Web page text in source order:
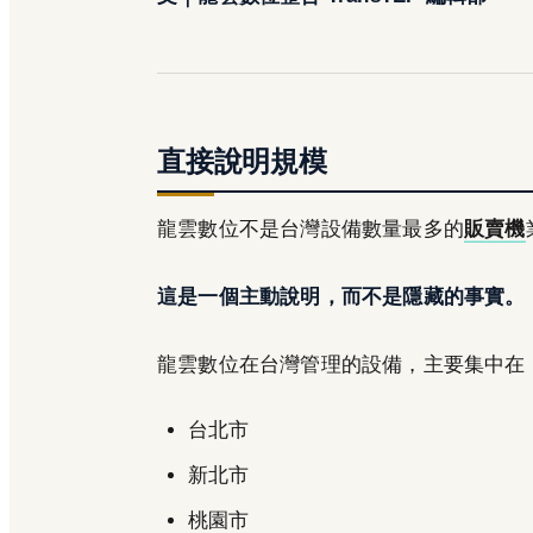
直接說明規模
龍雲數位不是台灣設備數量最多的販賣機
這是一個主動說明，而不是隱藏的事實。
龍雲數位在台灣管理的設備，主要集中在
台北市
新北市
桃園市